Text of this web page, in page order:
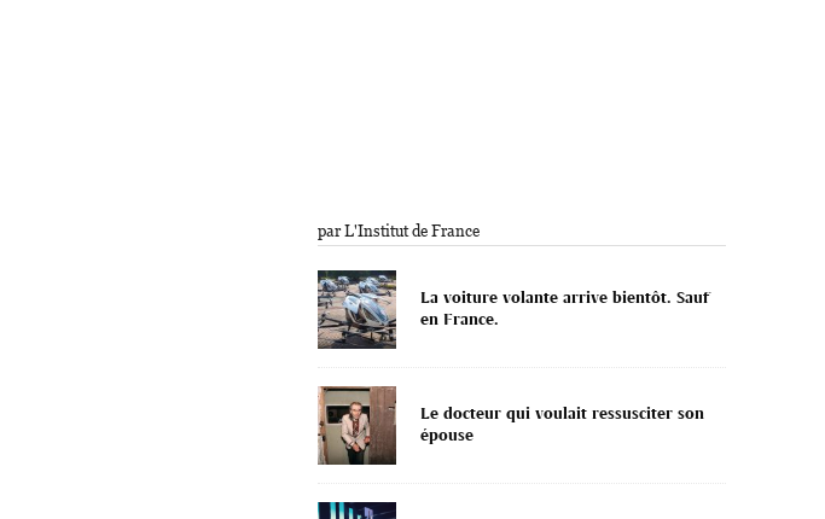
par L'Institut de France
La voiture volante arrive bientôt. Sauf
en France.
Le docteur qui voulait ressusciter son
épouse